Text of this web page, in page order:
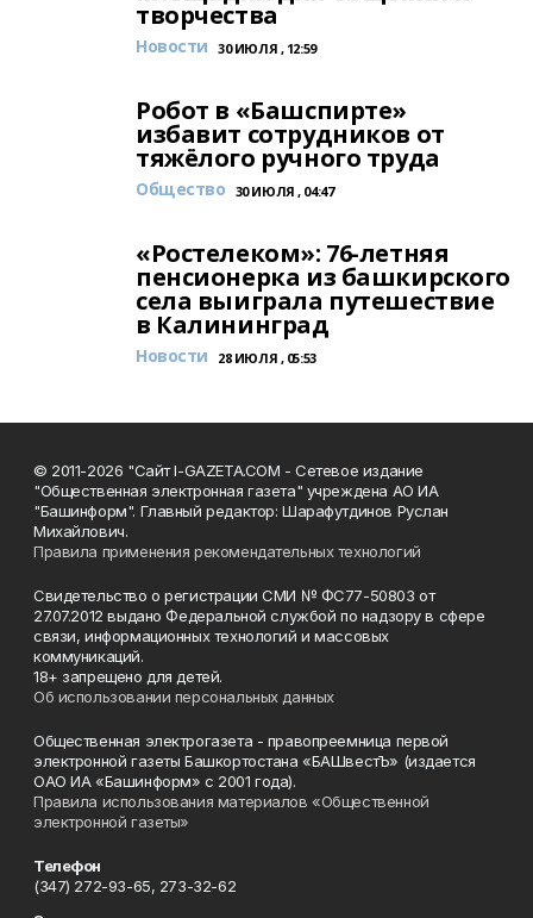
творчества
Новости 30 ИЮЛЯ , 12:59
Робот в «Башспирте»
избавит сотрудников от
тяжёлого ручного труда
Общество 30 ИЮЛЯ , 04:47
«Ростелеком»: 76-летняя
пенсионерка из башкирского
села выиграла путешествие
в Калининград
Новости 28 ИЮЛЯ , 05:53
© 2011-2026 "Сайт I-GAZETA.COM - Сетевое издание
"Общественная электронная газета" учреждена АО ИА
"Башинформ". Главный редактор: Шарафутдинов Руслан
Михайлович.
Правила применения рекомендательных технологий
Свидетельство о регистрации СМИ № ФС77-50803 от
27.07.2012 выдано Федеральной службой по надзору в сфере
связи, информационных технологий и массовых
коммуникаций.
18+ запрещено для детей.
Об использовании персональных данных
Общественная электрогазета - правопреемница первой
электронной газеты Башкортостана «БАШвестЪ» (издается
ОАО ИА «Башинформ» с 2001 года).
Правила использования материалов «Общественной
электронной газеты»
Телефон
(347) 272-93-65, 273-32-62